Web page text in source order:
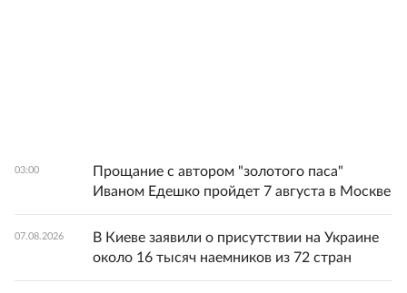
03:00
Прощание с автором "золотого паса"
Иваном Едешко пройдет 7 августа в Москве
07.08.2026
В Киеве заявили о присутствии на Украине
около 16 тысяч наемников из 72 стран